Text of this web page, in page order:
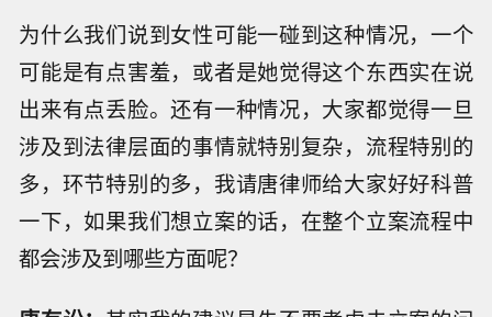
为什么我们说到女性可能一碰到这种情况，一个
可能是有点害羞，或者是她觉得这个东西实在说
出来有点丢脸。还有一种情况，大家都觉得一旦
涉及到法律层面的事情就特别复杂，流程特别的
多，环节特别的多，我请唐律师给大家好好科普
一下，如果我们想立案的话，在整个立案流程中
都会涉及到哪些方面呢？